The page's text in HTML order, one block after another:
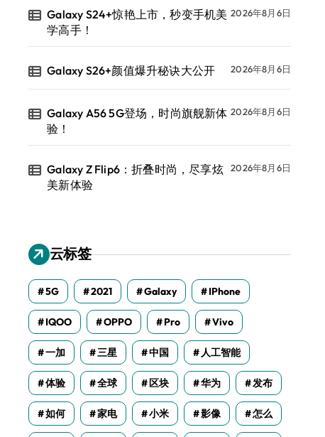
Galaxy S24+惊艳上市，秒变手机美
学高手！
2026年8月6日
Galaxy S26+颜值爆升秘诀大公开 2026年8月6日
Galaxy A56 5G登场，时尚旗舰新体
验！
2026年8月6日
Galaxy Z Flip6：折叠时尚，尽享炫
美新体验
2026年8月6日
云标签
5G 2021 Galaxy IPhone
IQOO OPPO Pro Vivo
一加 三星 中国 人工智能
体验 全球 区块 华为 发布
如何 家电 小米 影像 怎么